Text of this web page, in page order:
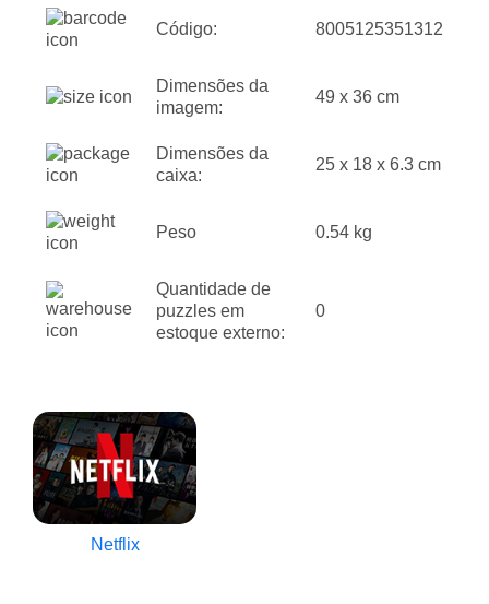
Código: 8005125351312
Dimensões da
imagem:
49 x 36 cm
Dimensões da
caixa:
25 x 18 x 6.3 cm
Peso 0.54 kg
Quantidade de
puzzles em
estoque externo:
0
Netflix